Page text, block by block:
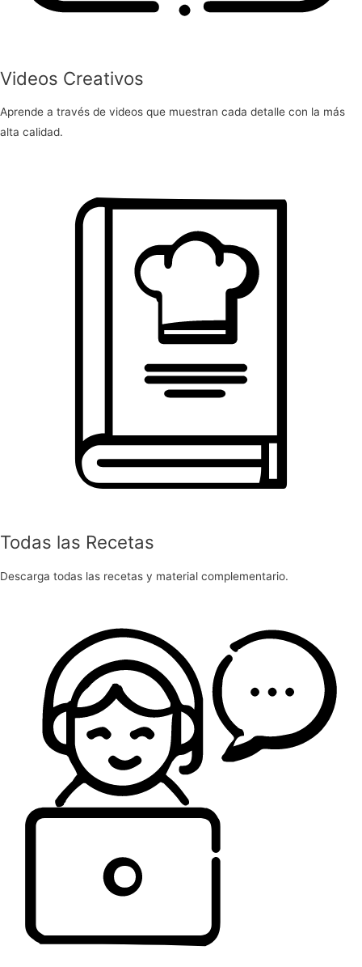
Videos Creativos
Aprende a través de videos que muestran cada detalle con la más
alta calidad.
Todas las Recetas
Descarga todas las recetas y material complementario.